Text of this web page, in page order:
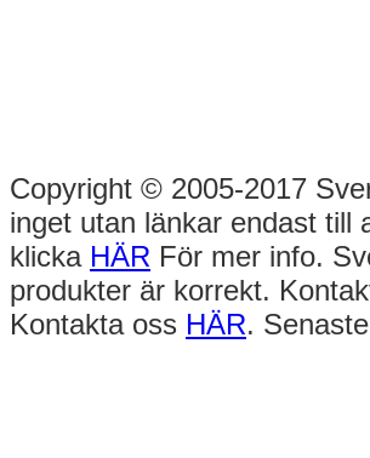
Copyright © 2005-2017
inget utan länkar endast till
klicka HÄR För mer info.
produkter är korrekt.
Kontakta oss HÄR.